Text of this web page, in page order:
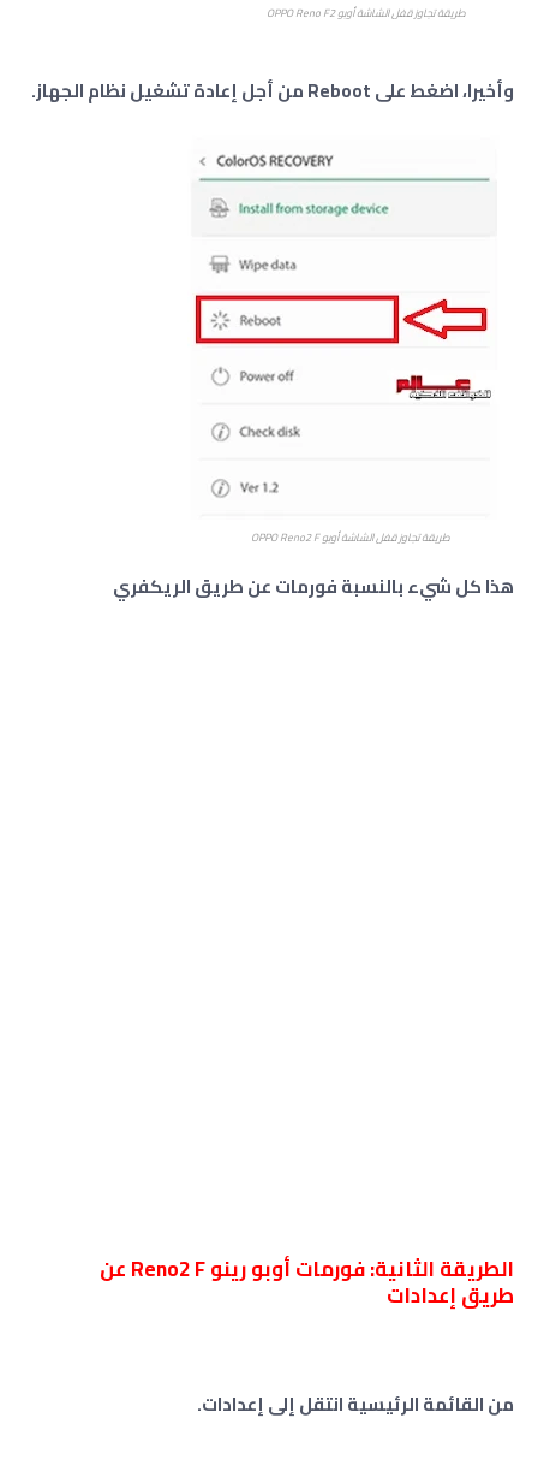
طريقة تجاوز قفل الشاشة أوبو OPPO Reno F2
وأخيرا، اضغط على Reboot من أجل إعادة تشغيل نظام الجهاز.
طريقة تجاوز قفل الشاشة أوبوOPPO Reno2 F
هذا كل شيء بالنسبة فورمات عن طريق الريكفري
الطريقة الثانية: فورمات أوبو رينو Reno2 F عن
طريق إعدادات
من القائمة الرئيسية انتقل إلى إعدادات.